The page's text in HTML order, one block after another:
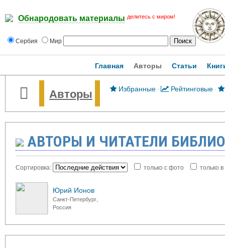
Обнародовать материалы делитесь с миром!
Сербия Мир
Главная Авторы Статьи
Авторы Избранные· Рейтинговые·
АВТОРЫ И ЧИТАТЕЛИ
Сортировка: только с фото только
Юрий Ионов
Санкт-Петербург,
Россия